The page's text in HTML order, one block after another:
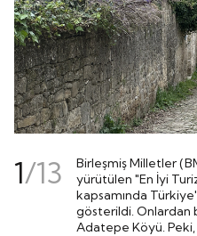
1/13
Birleşmiş Milletler
yürütülen "En İyi
kapsamında
gösterildi. Onlardan
Adatepe Köyü.